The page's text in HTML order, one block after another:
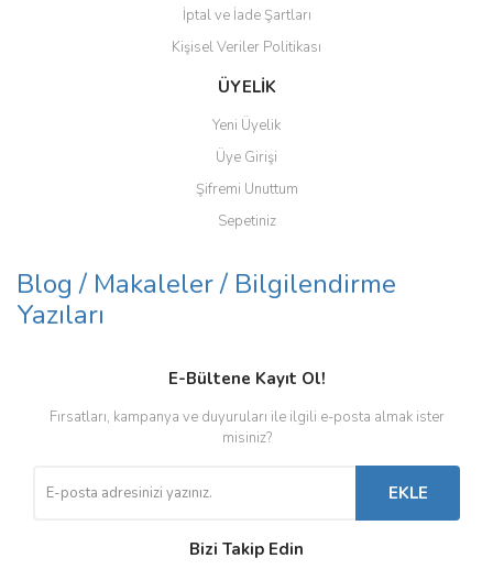
İptal ve İade Şartları
Kişisel Veriler Politikası
ÜYELİK
Yeni Üyelik
Üye Girişi
Şifremi Unuttum
Sepetiniz
Blog / Makaleler / Bilgilendirme
Yazıları
E-Bültene Kayıt Ol!
Fırsatları, kampanya ve duyuruları ile ilgili e-posta almak ister
misiniz?
EKLE
Bizi Takip Edin